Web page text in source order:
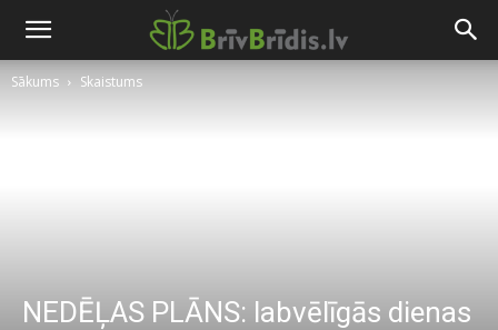
Sākums Skaistums
NEDĒĻAS PLĀNS: labvēlīgās dienas